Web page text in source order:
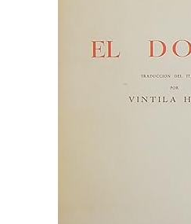
Comenzar a vender
CERRAR